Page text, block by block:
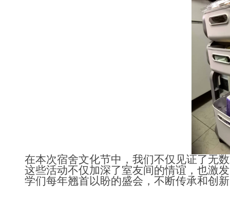
在本次宿舍文化节中，我们不仅见证了无
这些活动不仅加深了室友间的情谊，也激
学们每年翘首以盼的盛会，不断传承和创